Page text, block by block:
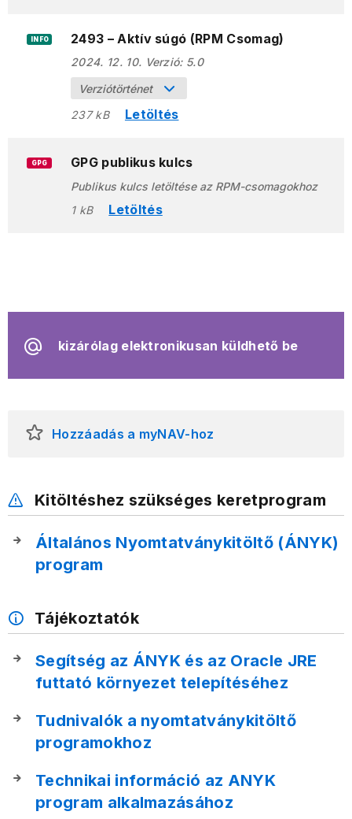
INFO 2493 – Aktív súgó (RPM Csomag)
2024. 12. 10. Verzió: 5.0
Verziótörténet
237 kB
Letöltés
GPG GPG publikus kulcs
Publikus kulcs letöltése az RPM-csomagokhoz
1 kB
Letöltés
kizárólag elektronikusan küldhető be
Hozzáadás a myNAV-hoz
Kitöltéshez szükséges keretprogram
Általános Nyomtatványkitöltő (ÁNYK)
program
Tájékoztatók
Segítség az ÁNYK és az Oracle JRE
futtató környezet telepítéséhez
Tudnivalók a nyomtatványkitöltő
programokhoz
Technikai információ az ANYK
program alkalmazásához